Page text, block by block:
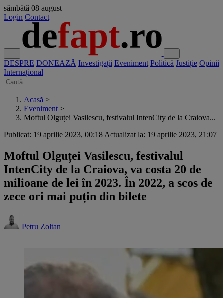
sâmbătă 08 august
Login Contact
DESPRE DONEAZĂ Investigații Eveniment Politică Justiție Opinii
Internațional
Acasă >
Eveniment >
Moftul Olguței Vasilescu, festivalul IntenCity de la Craiova...
Publicat: 19 aprilie 2023, 00:18 Actualizat la: 19 aprilie 2023, 21:07
Moftul Olguței Vasilescu, festivalul
IntenCity de la Craiova, va costa 20 de
milioane de lei în 2023. În 2022, a scos de
zece ori mai puțin din bilete
Petru Zoltan